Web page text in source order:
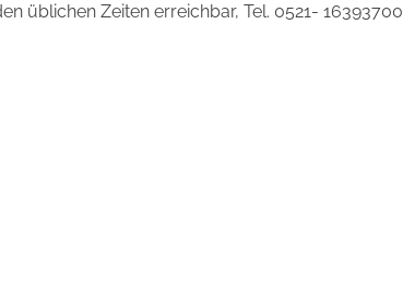
üblichen Zeiten erreichbar, Tel. 0521- 16393700